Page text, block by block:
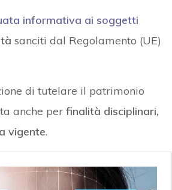
informativa ai soggetti
sanciti dal Regolamento (UE)
di tutelare il patrimonio
anche per finalità disciplinari,
vigente.